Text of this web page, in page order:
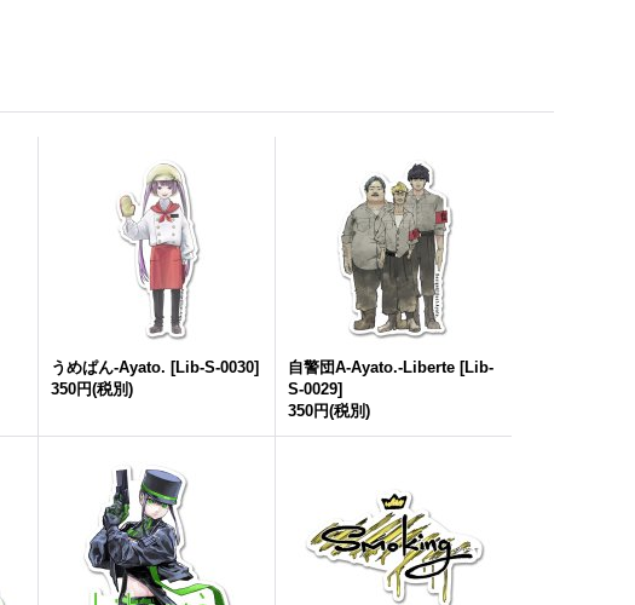
うめぱん-Ayato. [Lib-S-0030]
350円(税別)
自警団A-Ayato.-Liberte [Lib-
S-0029]
350円(税別)